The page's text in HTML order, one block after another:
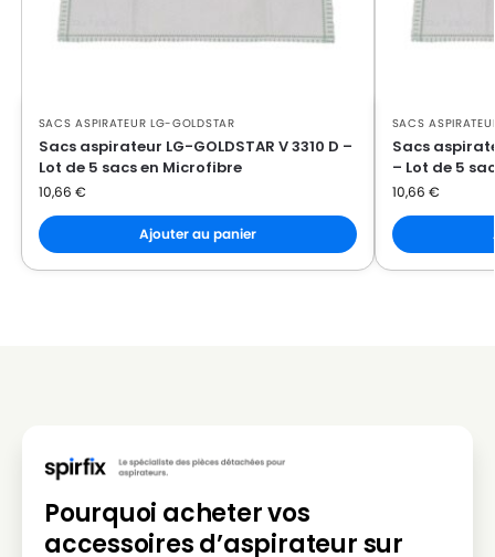
GOLDSTAR
LG-GOLDSTAR PASSION 3800
LG-
GOLDSTAR
LG-GOLDSTAR PASSION 4200
LG-
GOLDSTAR
LG-GOLDSTAR REY (Série)
LG-
GOLDSTAR
LG-GOLDSTAR T 2700
LG-
GOLDSTAR
LG-GOLDSTAR T 2750
SACS ASPIRATEUR LG-GOLDSTAR
Sacs aspirateur LG-GOLDSTAR V 3310 D –
Lot de 5 sacs en Microfibre
10,66 €
Ajouter au panier
SACS
Sacs
– Lot de 5
10,66 €
Pourquoi acheter vos
accessoires d’aspirateur sur